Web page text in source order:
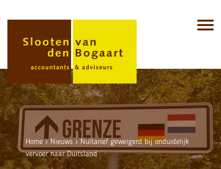
Home› Nieuws›Nultarief geweigerd bij onduidelijk
vervoer naar Duitsland